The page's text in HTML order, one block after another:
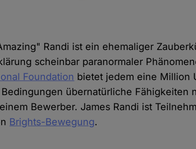
Randi ist ein ehemaliger
scheinbar paranormaler
Foundation bietet jedem eine Million
übernatürliche Fähigkeiten
Bewerber. James Randi ist
Brights-Bewegung.